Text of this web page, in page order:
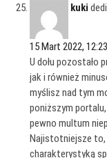
kuki
15 Mart 2022, 12:23
U dołu
jak i również
myślisz nad tym
poniższym
pewno multum
Najistotniejsze to,
charakterystyką